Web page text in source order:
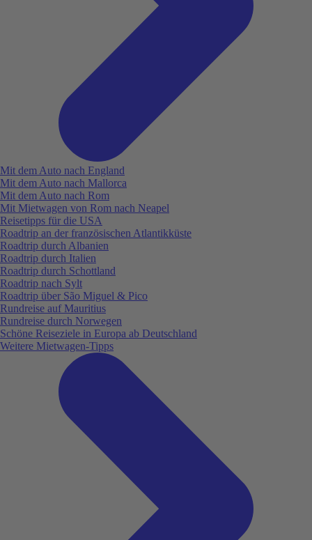
Mit dem Auto nach England
Mit dem Auto nach Mallorca
Mit dem Auto nach Rom
Mit Mietwagen von Rom nach Neapel
Reisetipps für die USA
Roadtrip an der französischen Atlantikküste
Roadtrip durch Albanien
Roadtrip durch Italien
Roadtrip durch Schottland
Roadtrip nach Sylt
Roadtrip über São Miguel & Pico
Rundreise auf Mauritius
Rundreise durch Norwegen
Schöne Reiseziele in Europa ab Deutschland
Weitere Mietwagen-Tipps